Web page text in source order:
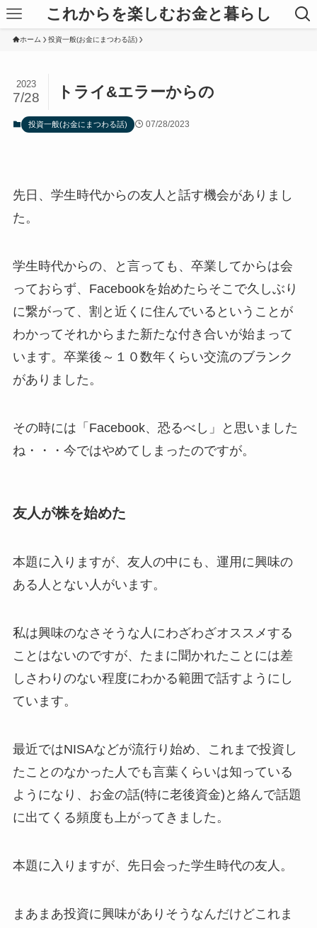
これからを楽しむお金と暮らし
ホーム 投資一般(お金にまつわる話)
トライ&エラーからの
2023
7/28
投資一般(お金にまつわる話) 07/28/2023
先日、学生時代からの友人と話す機会がありまし
た。
学生時代からの、と言っても、卒業してからは会
っておらず、Facebookを始めたらそこで久しぶり
に繋がって、割と近くに住んでいるということが
わかってそれからまた新たな付き合いが始まって
います。卒業後～１０数年くらい交流のブランク
がありました。
その時には「Facebook、恐るべし」と思いました
ね・・・今ではやめてしまったのですが。
友人が株を始めた
本題に入りますが、友人の中にも、運用に興味の
ある人とない人がいます。
私は興味のなさそうな人にわざわざオススメする
ことはないのですが、たまに聞かれたことには差
しさわりのない程度にわかる範囲で話すようにし
ています。
最近ではNISAなどが流行り始め、これまで投資し
たことのなかった人でも言葉くらいは知っている
ようになり、お金の話(特に老後資金)と絡んで話題
に出てくる頻度も上がってきました。
本題に入りますが、先日会った学生時代の友人。
まあまあ投資に興味がありそうなんだけどこれま